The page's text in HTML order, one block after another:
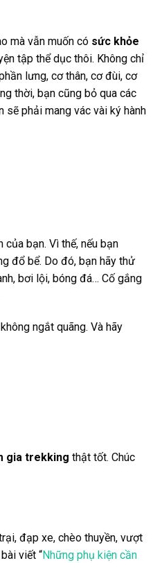
mà vẫn muốn có sức khỏe
tập thể dục thôi. Không chỉ
lưng, cơ thân, cơ đùi, cơ
thời, bạn cũng bỏ qua các
phải mang vác vài ký hành
bạn. Vì thế, nếu bạn
đổ bể. Do đó, bạn hãy thử
bơi lội, bóng đá… Cố gắng
ngắt quãng. Và hãy
gia trekking thật tốt. Chúc
đạp xe, chèo thuyền, vượt
viết “Những phụ kiện cần